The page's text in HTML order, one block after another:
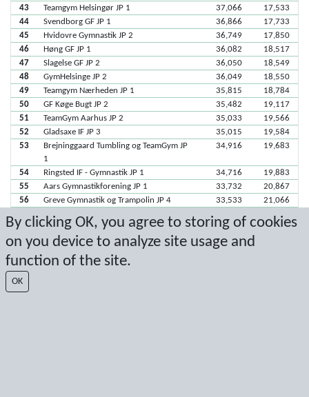
By clicking OK, you agree to storing of cookies
on you device to analyze site usage and
function of the site.
OK
43
Teamgym Helsingør JP 1 37,066
17,533
44
Svendborg GF JP 1 36,866
17,733
45
Hvidovre Gymnastik JP 2 36,749
17,850
46
Høng GF JP 1 36,082
18,517
47
Slagelse GF JP 2 36,050
18,549
48
GymHelsinge JP 2 36,049
18,550
49
Teamgym Nærheden JP 1 35,815
18,784
50
GF Køge Bugt JP 2 35,482
19,117
51
TeamGym Aarhus JP 2 35,033
19,566
52
Gladsaxe IF JP 3 35,015
19,584
53
Brejninggaard Tumbling og TeamGym JP
1
34,916 19,683
54 Ringsted IF - Gymnastik JP 1 34,716
19,883
55
Aars Gymnastikforening JP 1 33,732
20,867
56
Greve Gymnastik og Trampolin JP 4 33,533
21,066
Vejle Gymnastik-Forening JP 2
21,233
58
Vejen GF JP 1 32,782
21,817
59
IF32 Glostrup Gymnastikforening JP 1 32,666
Randers gymnastiske Forening JP 2
61
62